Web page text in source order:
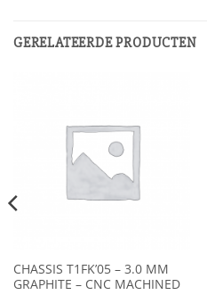
GERELATEERDE PRODUCTEN
CHASSIS T1FK’05 – 3.0 MM
GRAPHITE – CNC MACHINED